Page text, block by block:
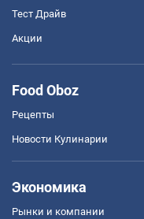
Тест Драйв
Акции
Food Oboz
Рецепты
Новости Кулинарии
Экономика
Рынки и компании